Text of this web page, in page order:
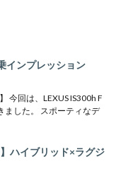
インプレッション
今回は、LEXUS IS300h F
ました。 スポーティなデ
ハイブリッド×ラグジ